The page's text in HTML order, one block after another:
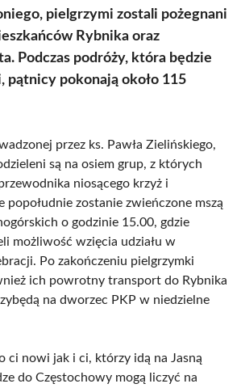
pielgrzymi zostali pożegnani
Rybnika oraz
Podczas podróży, która będzie
pątnicy pokonają około 115
przez ks. Pawła Zielińskiego,
są na osiem grup, z których
niosącego krzyż i
popołudnie zostanie zwieńczone mszą
o godzinie 15.00, gdzie
możliwość wzięcia udziału w
Po zakończeniu pielgrzymki
ich powrotny transport do Rybnika
na dworzec PKP w niedzielne
ci nowi jak i ci, którzy idą na Jasną
do Częstochowy mogą liczyć na